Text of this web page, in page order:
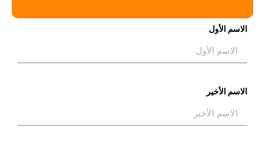
الاسم الأول
الاسم الأخير